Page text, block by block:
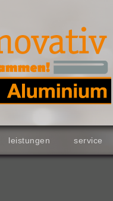
leistungen service